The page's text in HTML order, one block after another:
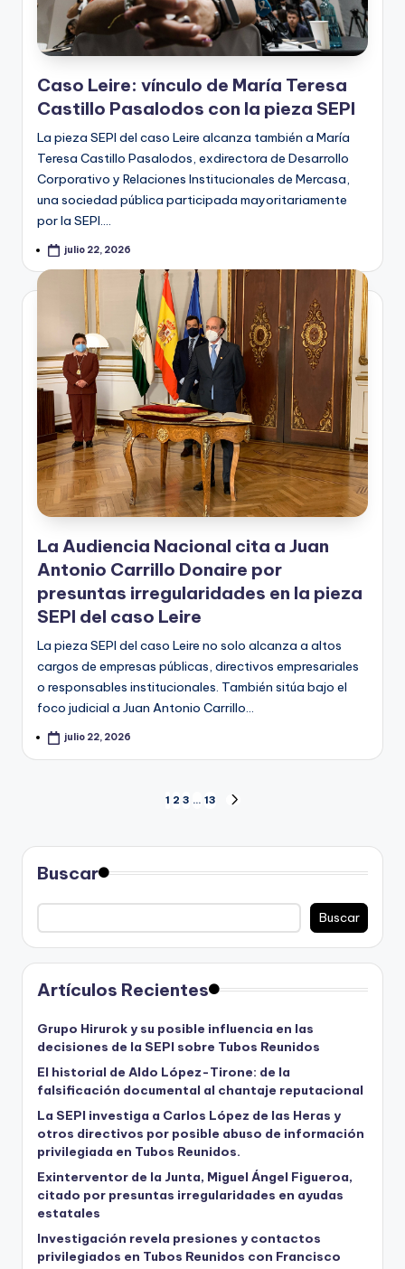
Caso Leire: vínculo de María Teresa
Castillo Pasalodos con la pieza SEPI
La pieza SEPI del caso Leire alcanza también a María
Teresa Castillo Pasalodos, exdirectora de Desarrollo
Corporativo y Relaciones Institucionales de Mercasa,
una sociedad pública participada mayoritariamente
por la SEPI.…
julio 22, 2026
La Audiencia Nacional cita a Juan
Antonio Carrillo Donaire por
presuntas irregularidades en la pieza
SEPI del caso Leire
La pieza SEPI del caso Leire no solo alcanza a altos
cargos de empresas públicas, directivos empresariales
o responsables institucionales. También sitúa bajo el
foco judicial a Juan Antonio Carrillo…
julio 22, 2026
Paginación
de
entradas
1 2 3 … 13
Buscar
Buscar
Artículos Recientes
Grupo Hirurok y su posible influencia en las
decisiones de la SEPI sobre Tubos Reunidos
El historial de Aldo López-Tirone: de la
falsificación documental al chantaje reputacional
La SEPI investiga a Carlos López de las Heras y
otros directivos por posible abuso de información
privilegiada en Tubos Reunidos.
Exinterventor de la Junta, Miguel Ángel Figueroa,
citado por presuntas irregularidades en ayudas
estatales
Investigación revela presiones y contactos
privilegiados en Tubos Reunidos con Francisco